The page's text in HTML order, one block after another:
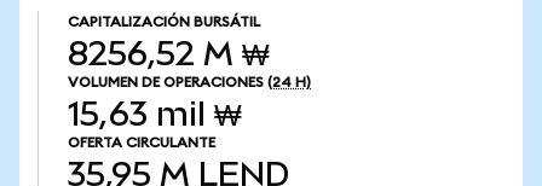
CAPITALIZACIÓN BURSÁTIL
8256,52 M ₩
VOLUMEN DE OPERACIONES (24 H)
15,63 mil ₩
OFERTA CIRCULANTE
35,95 M LEND